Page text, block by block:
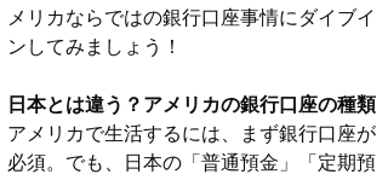
メリカならではの銀行口座事情にダイブイ
ンしてみましょう！
日本とは違う？アメリカの銀行口座の種類
アメリカで生活するには、まず銀行口座が
必須。でも、日本の「普通預金」「定期預